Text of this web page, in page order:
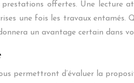
offertes. Une lecture
une fois les travaux
un avantage certain dans
permettront d’évaluer la